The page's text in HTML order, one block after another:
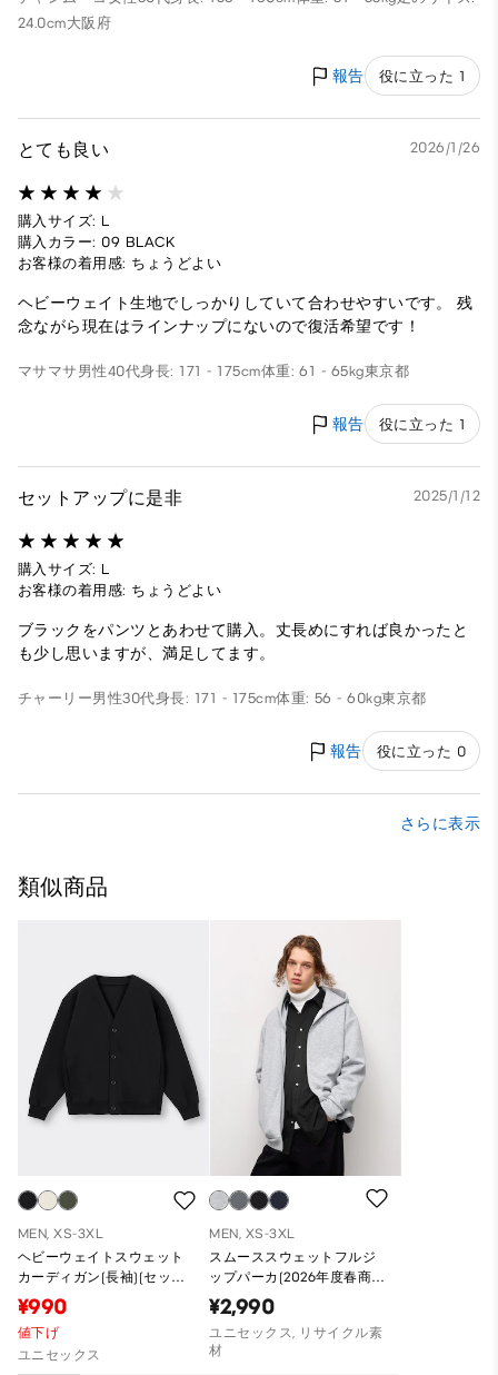
24.0cm大阪府
報告 役に立った 1
とても良い 2026/1/26
購入サイズ: L
購入カラー: 09 BLACK
お客様の着用感: ちょうどよい
ヘビーウェイト生地でしっかりしていて合わせやすいです。 残
念ながら現在はラインナップにないので復活希望です！
マサマサ 男性40代身長: 171 - 175cm体重: 61 - 65kg東京都
報告 役に立った 1
セットアップに是非 2025/1/12
購入サイズ: L
お客様の着用感: ちょうどよい
ブラックをパンツとあわせて購入。丈長めにすれば良かったと
も少し思いますが、満足してます。
チャーリー男性30代身長: 171 - 175cm体重: 56 - 60kg東京都
報告 役に立った 0
さらに表示
類似商品
MEN, XS-3XL
ヘビーウェイトスウェット
カーディガン(長袖)(セット
アップ可能)
¥990
値下げ
ユニセックス
MEN, XS-3XL
スムーススウェットフルジ
ップパーカ(2026年度春商
品)
¥2,990
ユニセックス, リサイクル素
材